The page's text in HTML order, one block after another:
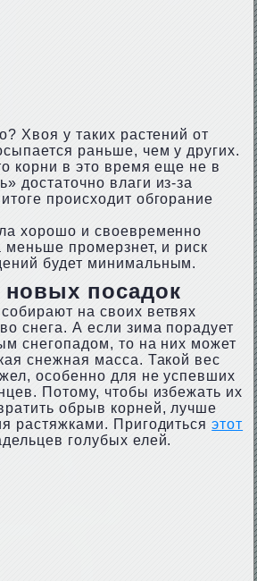
Хвоя у таких растений от
раньше, чем у других.
корни в это время еще не в
достаточно влаги из-за
происходит обгорание
хорошо и своевременно
промерзнет, и риск
будет минимальным.
новых посадок
на своих ветвях
снега. А если зима порадует
снегопадом, то на них может
снежная масса. Такой вес
особенно для не успевших
Потому, чтобы избежать их
обрыв корней, лучше
растяжками. Пригодитьсяэтот
голубых елей.